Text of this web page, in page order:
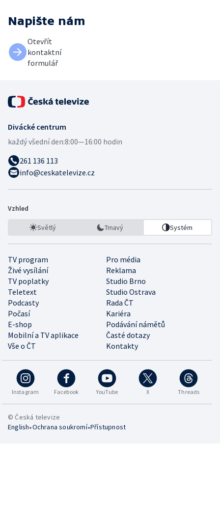
Napište nám
Otevřít
kontaktní
formulář
Divácké centrum
každý všední den:8:00—16:00 hodin
261 136 113
info@ceskatelevize.cz
Vzhled
Světlý Tmavý Systém
TV program
Pro média
Živé vysílání
Reklama
TV poplatky
Studio Brno
Teletext
Studio Ostrava
Podcasty
Rada ČT
Počasí
Kariéra
E-shop
Podávání námětů
Mobilní a TV aplikace
Časté dotazy
Vše o ČT
Kontakty
Instagram Facebook YouTube X Threads
© Česká televize
English•Ochrana soukromí•Přístupnost